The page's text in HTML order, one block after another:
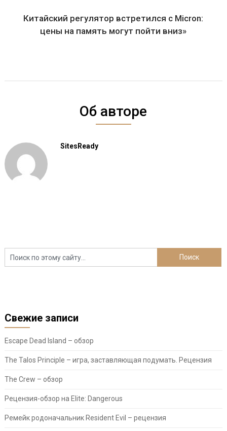
Китайский регулятор встретился с Micron:
цены на память могут пойти вниз»
Об авторе
SitesReady
Свежие записи
Escape Dead Island – обзор
The Talos Principle – игра, заставляющая подумать. Рецензия
The Crew – обзор
Рецензия-обзор на Elite: Dangerous
Ремейк родоначальник Resident Evil – рецензия